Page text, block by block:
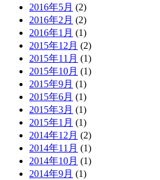
2016年5月 (2)
2016年2月 (2)
2016年1月 (1)
2015年12月 (2)
2015年11月 (1)
2015年10月 (1)
2015年9月 (1)
2015年6月 (1)
2015年3月 (1)
2015年1月 (1)
2014年12月 (2)
2014年11月 (1)
2014年10月 (1)
2014年9月 (1)